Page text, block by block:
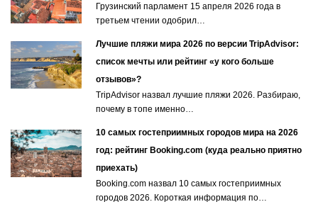
Грузинский парламент 15 апреля 2026 года в
третьем чтении одобрил…
Лучшие пляжи мира 2026 по версии TripAdvisor:
список мечты или рейтинг «у кого больше
отзывов»?
TripAdvisor назвал лучшие пляжи 2026. Разбираю,
почему в топе именно…
10 самых гостеприимных городов мира на 2026
год: рейтинг Booking.com (куда реально приятно
приехать)
Booking.com назвал 10 самых гостеприимных
городов 2026. Короткая информация по…